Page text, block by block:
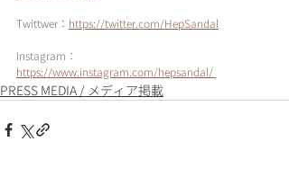
Twittwer： https://twitter.com/HepSandal
Instagram：
https://www.instagram.com/hepsandal/
PRESS MEDIA / メディア掲載